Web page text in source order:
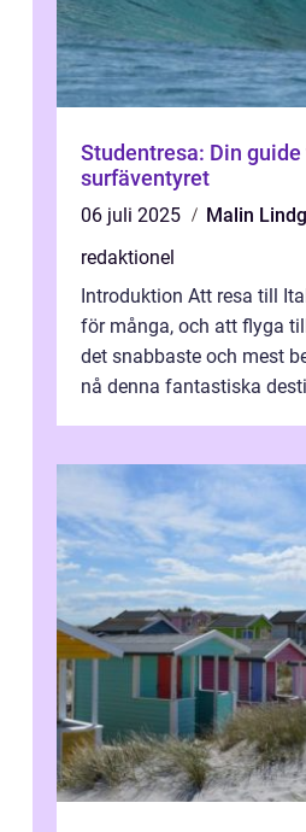
Studentresa: Din
surfäventyret
06 juli 2025
Malin
redaktionel
Introduktion Att resa till
för många, och att flyga
det snabbaste och mest
nå denna fantastiska